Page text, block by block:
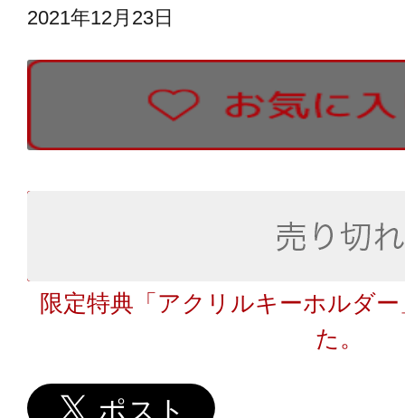
2021年12月23日
限定特典「アクリルキーホルダ
た。